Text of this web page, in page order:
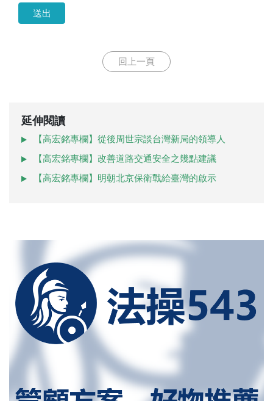
送出
回上一頁
延伸閱讀
【高宏銘專欄】從後周世宗談台灣新局的領導人
【高宏銘專欄】改善道路交通安全之幾點建議
【高宏銘專欄】明朝北京保衛戰給臺灣的啟示